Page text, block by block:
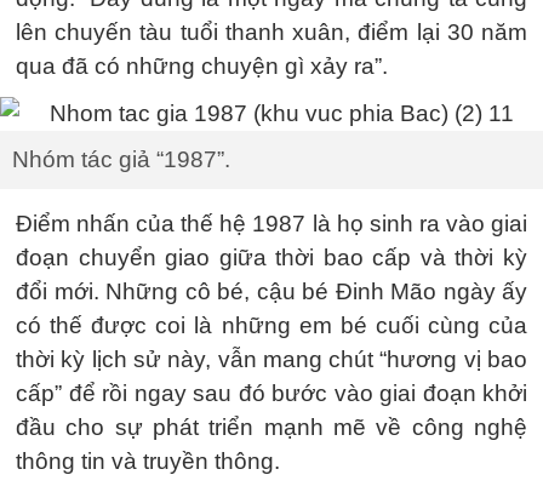
lên chuyến tàu tuổi thanh xuân, điểm lại 30 năm
qua đã có những chuyện gì xảy ra”.
Nhóm tác giả “1987”.
Điểm nhấn của thế hệ 1987 là họ sinh ra vào giai
đoạn chuyển giao giữa thời bao cấp và thời kỳ
đổi mới. Những cô bé, cậu bé Đinh Mão ngày ấy
có thế được coi là những em bé cuối cùng của
thời kỳ lịch sử này, vẫn mang chút “hương vị bao
cấp” để rồi ngay sau đó bước vào giai đoạn khởi
đầu cho sự phát triển mạnh mẽ về công nghệ
thông tin và truyền thông.